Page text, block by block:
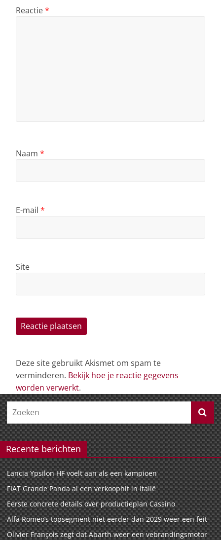
Reactie*
Naam *
E-mail *
Site
Deze site gebruikt Akismet om spam te
verminderen. Bekijk hoe je reactie gegevens
worden verwerkt.
Recente berichten
Lancia Ypsilon HF voelt aan als een kampioen
FIAT Grande Panda al een verkoophit in Italië
Eerste concrete details over productieplan Cassino
Alfa Romeo’s topsegment niet eerder dan 2029 weer een feit
Olivier François zegt dat Abarth weer een vebrandingsmotor